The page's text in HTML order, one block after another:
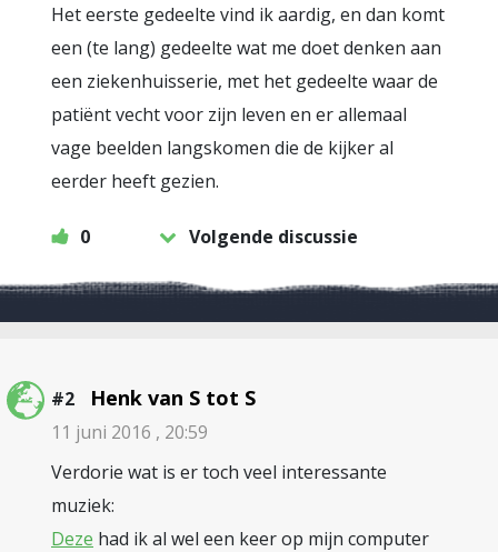
Het eerste gedeelte vind ik aardig, en dan komt
een (te lang) gedeelte wat me doet denken aan
een ziekenhuisserie, met het gedeelte waar de
patiënt vecht voor zijn leven en er allemaal
vage beelden langskomen die de kijker al
eerder heeft gezien.
0 Volgende discussie
#2 Henk van S tot S
11 juni 2016 , 20:59
Verdorie wat is er toch veel interessante
muziek:
Deze had ik al wel een keer op mijn computer